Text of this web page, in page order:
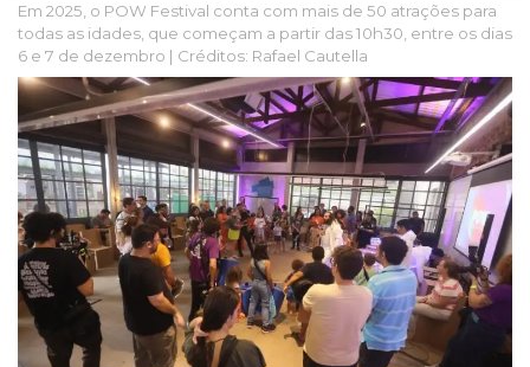
Em 2025, o POW Festival conta com mais de 50 atrações para
todas as idades, que começam a partir das 10h30, entre os dias
6 e 7 de dezembro | Créditos: Rafael Cautella